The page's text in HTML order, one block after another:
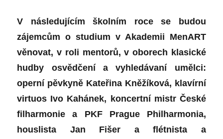
V následujícím školním roce se budou
zájemcům o studium v Akademii MenART
věnovat, v roli mentorů, v oborech klasické
hudby osvědčení a vyhledávaní umělci:
operní pěvkyně Kateřina Kněžíková, klavírní
virtuos Ivo Kahánek, koncertní mistr České
filharmonie a PKF Prague Philharmonia,
houslista Jan Fišer a flétnista a